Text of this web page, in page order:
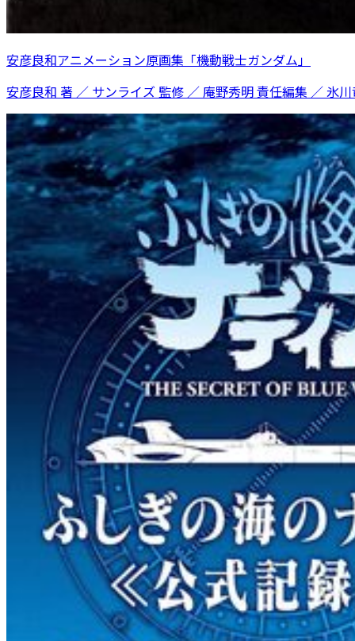
安彦良和アニメーション原画集「機動戦士ガンダム」
安彦良和 著 ／ サンライズ 監修 ／ 庵野秀明 責任編集 ／ 氷